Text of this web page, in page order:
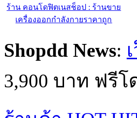
ลดเหลือ0บาท
ร้าน YOSHIKIGROUP
Shopdd News:
3,900 บาท ฟรี